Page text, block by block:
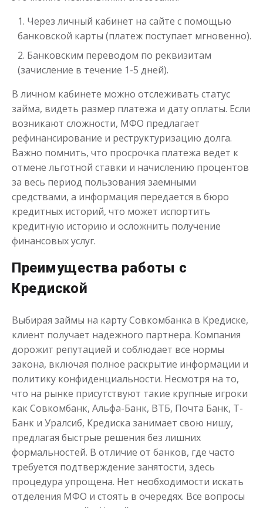
Через личный кабинет на сайте с помощью
банковской карты (платеж поступает мгновенно).
Банковским переводом по реквизитам
(зачисление в течение 1-5 дней).
В личном кабинете можно отслеживать статус
займа, видеть размер платежа и дату оплаты. Если
возникают сложности, МФО предлагает
рефинансирование и реструктуризацию долга.
Важно помнить, что просрочка платежа ведет к
отмене льготной ставки и начислению процентов
за весь период пользования заемными
средствами, а информация передается в бюро
кредитных историй, что может испортить
кредитную историю и осложнить получение
финансовых услуг.
Преимущества работы с
Кредиской
Выбирая займы на карту Совкомбанка в Кредиске,
клиент получает надежного партнера. Компания
дорожит репутацией и соблюдает все нормы
закона, включая полное раскрытие информации и
политику конфиденциальности. Несмотря на то,
что на рынке присутствуют такие крупные игроки
как Совкомбанк, Альфа-Банк, ВТБ, Почта Банк, Т-
Банк и Уралсиб, Кредиска занимает свою нишу,
предлагая быстрые решения без лишних
формальностей. В отличие от банков, где часто
требуется подтверждение занятости, здесь
процедура упрощена. Нет необходимости искать
отделения МФО и стоять в очередях. Все вопросы